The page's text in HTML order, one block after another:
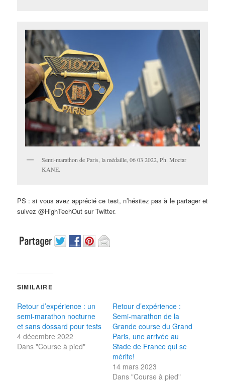
Semi-marathon de Paris, la médaille, 06 03 2022, Ph. Moctar
KANE.
PS : si vous avez apprécié ce test, n’hésitez pas à le partager et
suivez @HighTechOut sur Twitter.
SIMILAIRE
Retour d’expérience : un
semi-marathon nocturne
et sans dossard pour tests
4 décembre 2022
Dans "Course à pied"
Retour d’expérience :
Semi-marathon de la
Grande course du Grand
Paris, une arrivée au
Stade de France qui se
mérite!
14 mars 2023
Dans "Course à pied"